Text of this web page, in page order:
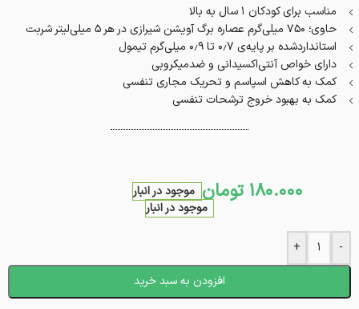
مناسب برای کودکان ۱ سال به بالا
حاوی؛ ۷۵۰ میلی‌گرم عصاره برگ آویشن شیرازی در هر ۵ میلی‌لیتر شربت
استانداردشده بر پایه‌ی ۰٫۷ تا ۰٫۹ میلی‌گرم تیمول
دارای خواص آنتی‌اکسیدانی و ضدمیکروبی
کمک به کاهش اسپاسم و تحریک مجاری تنفسی
کمک به بهبود خروج ترشحات تنفسی
180.000 تومان موجود در انبار
موجود در انبار
-
+
افزودن به سبد خرید